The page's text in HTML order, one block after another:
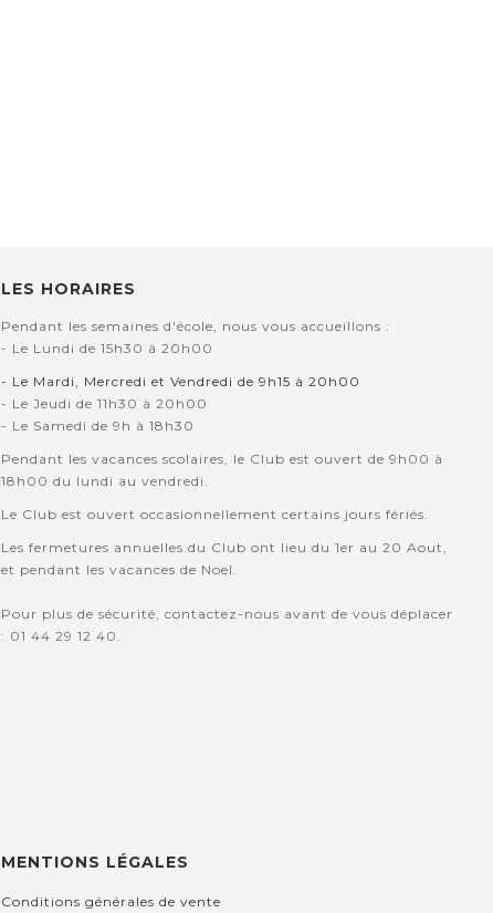
LES HORAIRES
Pendant les semaines d'école, nous vous accueillons :
- Le Lundi de 15h30 à 20h00
- Le Mardi, Mercredi et Vendredi de 9h15 à 20h00
- Le Jeudi de 11h30 à 20h00
- Le Samedi de 9h à 18h30
Pendant les vacances scolaires, le Club est ouvert de 9h00 à
18h00 du lundi au vendredi.
Le Club est ouvert occasionnellement certains jours fériés.
Les fermetures annuelles du Club ont lieu du 1er au 20 Aout,
et pendant les vacances de Noel.
Pour plus de sécurité, contactez-nous avant de vous déplacer
: 01 44 29 12 40.
MENTIONS LÉGALES
Conditions générales de vente